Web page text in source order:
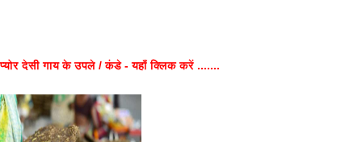
प्योर देसी गाय के उपले / कंडे - यहाँ क्लिक करें .......